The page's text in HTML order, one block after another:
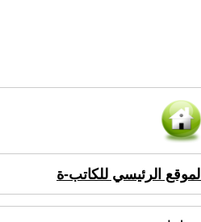
الموقع الرئيسي للكاتب-ة